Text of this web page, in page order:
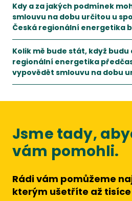
Kdy a za jakých podmínek
smlouvu na dobu určitou u
Česká regionální energetika
S novelou energetického
Kolik mě bude stát, když
regionální energetika
vypovědět smlouvu na dobu
Při předčasném vypovězení
Jsme tady,
vám pomohli.
Rádi vám pomůžeme
kterým ušetříte až